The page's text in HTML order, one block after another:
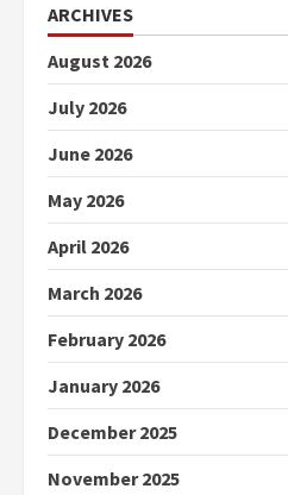
ARCHIVES
August 2026
July 2026
June 2026
May 2026
April 2026
March 2026
February 2026
January 2026
December 2025
November 2025